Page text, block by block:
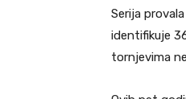
Serija
identifikuje
tornjevima